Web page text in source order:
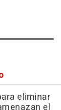
eliminar